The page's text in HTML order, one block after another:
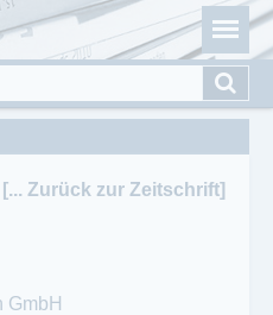
unabhängige Portal für
& eBooks
[... Zurück zur Zeitschrift]
GmbH